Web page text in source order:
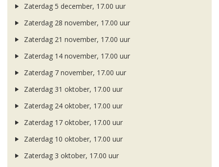
Zaterdag 5 december, 17.00 uur
Zaterdag 28 november, 17.00 uur
Zaterdag 21 november, 17.00 uur
Zaterdag 14 november, 17.00 uur
Zaterdag 7 november, 17.00 uur
Zaterdag 31 oktober, 17.00 uur
Zaterdag 24 oktober, 17.00 uur
Zaterdag 17 oktober, 17.00 uur
Zaterdag 10 oktober, 17.00 uur
Zaterdag 3 oktober, 17.00 uur